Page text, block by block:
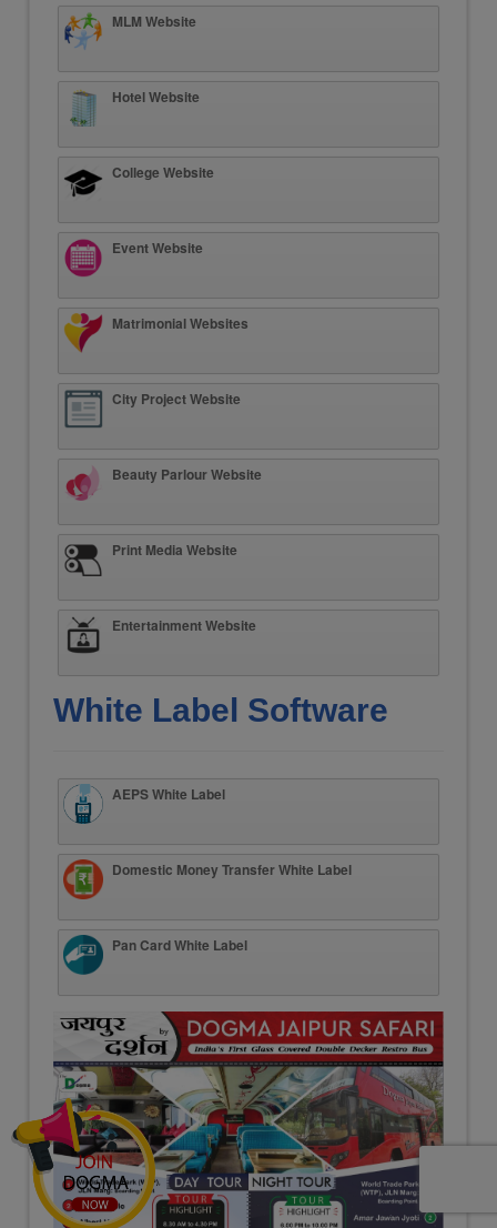
MLM Website
Hotel Website
College Website
Event Website
Matrimonial Websites
City Project Website
Beauty Parlour Website
Print Media Website
Entertainment Website
White Label Software
AEPS White Label
Domestic Money Transfer White Label
Pan Card White Label